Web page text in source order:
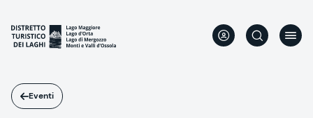
contenuto
principale
Eventi